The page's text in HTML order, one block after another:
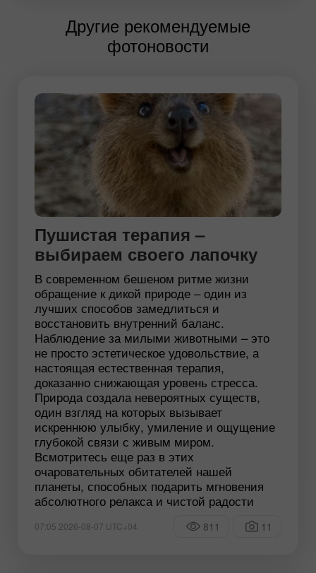
Другие рекомендуемые
фотоновости
Пушистая терапия –
выбираем своего лапочку
В современном бешеном ритме жизни
обращение к дикой природе – один из
лучших способов замедлиться и
восстановить внутренний баланс.
Наблюдение за милыми животными – это
не просто эстетическое удовольствие, а
настоящая естественная терапия,
доказанно снижающая уровень стресса.
Природа создала невероятных существ,
один взгляд на которых вызывает
искреннюю улыбку, умиление и ощущение
глубокой связи с живым миром.
Всмотритесь еще раз в этих
очаровательных обитателей нашей
планеты, способных подарить мгновения
абсолютного релакса и чистой радости
07:05 2026-08-07 UTC+04 811 11